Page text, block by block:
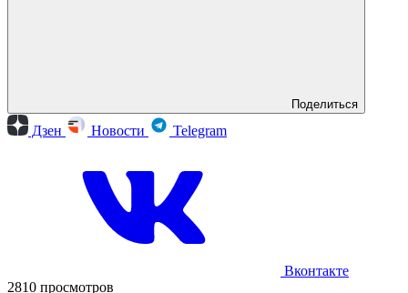
Поделиться
Дзен Новости Telegram
Вконтакте
2810 просмотров